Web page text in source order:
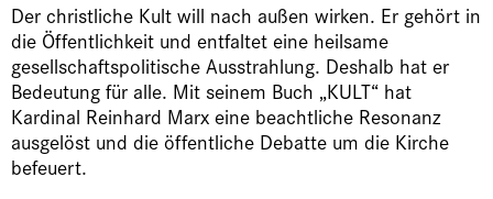
Der christliche Kult will nach außen wirken. Er gehört in
die Öffentlichkeit und entfaltet eine heilsame
gesellschaftspolitische Ausstrahlung. Deshalb hat er
Bedeutung für alle. Mit seinem Buch „KULT“ hat
Kardinal Reinhard Marx eine beachtliche Resonanz
ausgelöst und die öffentliche Debatte um die Kirche
befeuert.